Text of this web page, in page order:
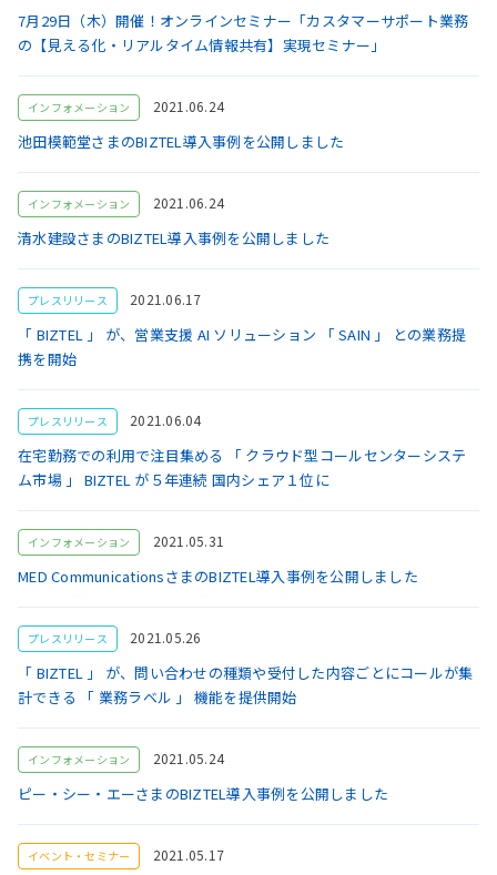
7月29日（木）開催！オンラインセミナー「カスタマーサポート業務
の【見える化・リアルタイム情報共有】実現セミナー」
インフォメーション 2021.06.24
池田模範堂さまのBIZTEL導入事例を公開しました
インフォメーション 2021.06.24
清水建設さまのBIZTEL導入事例を公開しました
プレスリリース 2021.06.17
「 BIZTEL 」 が、営業支援 AI ソリューション 「 SAIN 」 との業務提
携を開始
プレスリリース 2021.06.04
在宅勤務での利用で注目集める 「 クラウド型コールセンターシステ
ム市場 」 BIZTEL が５年連続 国内シェア１位に
インフォメーション 2021.05.31
MED CommunicationsさまのBIZTEL導入事例を公開しました
プレスリリース 2021.05.26
「 BIZTEL 」 が、問い合わせの種類や受付した内容ごとにコールが集
計できる 「 業務ラベル 」 機能を提供開始
インフォメーション 2021.05.24
ピー・シー・エーさまのBIZTEL導入事例を公開しました
イベント・セミナー 2021.05.17